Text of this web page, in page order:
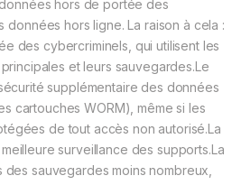
hors de portée des
hors ligne. La raison à cela :
des cybercriminels, qui utilisent les
et leurs sauvegardes.Le
supplémentaire des données
cartouches WORM), même si les
de tout accès non autorisé.La
surveillance des supports.La
sauvegardes moins nombreux,